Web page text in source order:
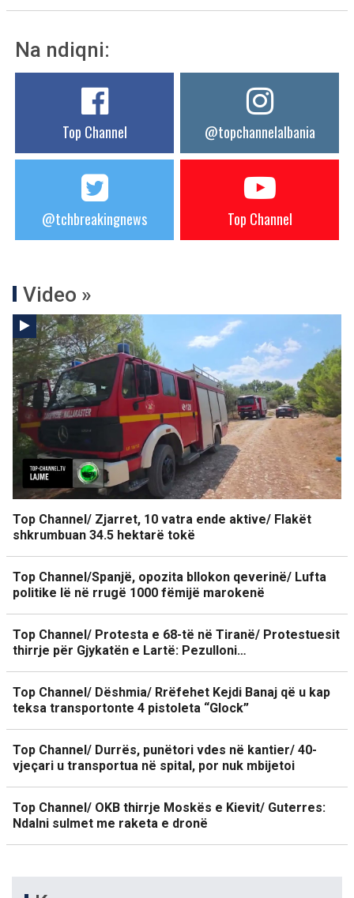
Na ndiqni:
Top Channel @topchannelalbania
@tchbreakingnews Top Channel
Video »
Top Channel/ Zjarret, 10 vatra ende aktive/ Flakët
shkrumbuan 34.5 hektarë tokë
Top Channel/Spanjë, opozita bllokon qeverinë/ Lufta
politike lë në rrugë 1000 fëmijë marokenë
Top Channel/ Protesta e 68-të në Tiranë/ Protestuesit
thirrje për Gjykatën e Lartë: Pezulloni…
Top Channel/ Dëshmia/ Rrëfehet Kejdi Banaj që u kap
teksa transportonte 4 pistoleta “Glock”
Top Channel/ Durrës, punëtori vdes në kantier/ 40-
vjeçari u transportua në spital, por nuk mbijetoi
Top Channel/ OKB thirrje Moskës e Kievit/ Guterres:
Ndalni sulmet me raketa e dronë